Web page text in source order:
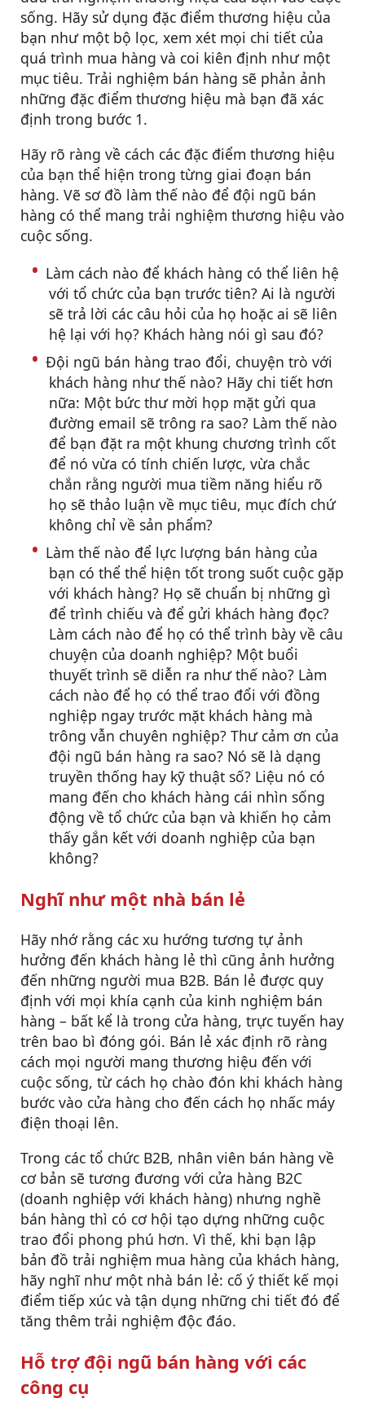
sống. Hãy sử dụng đặc điểm thương hiệu của
bạn như một bộ lọc, xem xét mọi chi tiết của
quá trình mua hàng và coi kiên định như một
mục tiêu. Trải nghiệm bán hàng sẽ phản ảnh
những đặc điểm thương hiệu mà bạn đã xác
định trong bước 1.
Hãy rõ ràng về cách các đặc điểm thương hiệu
của bạn thể hiện trong từng giai đoạn bán
hàng. Vẽ sơ đồ làm thế nào để đội ngũ bán
hàng có thể mang trải nghiệm thương hiệu vào
cuộc sống.
Làm cách nào để khách hàng có thể liên hệ
với tổ chức của bạn trước tiên? Ai là người
sẽ trả lời các câu hỏi của họ hoặc ai sẽ liên
hệ lại với họ? Khách hàng nói gì sau đó?
Đội ngũ bán hàng trao đổi, chuyện trò với
khách hàng như thế nào? Hãy chi tiết hơn
nữa: Một bức thư mời họp mặt gửi qua
đường email sẽ trông ra sao? Làm thế nào
để bạn đặt ra một khung chương trình cốt
để nó vừa có tính chiến lược, vừa chắc
chắn rằng người mua tiềm năng hiểu rõ
họ sẽ thảo luận về mục tiêu, mục đích chứ
không chỉ về sản phẩm?
Làm thế nào để lực lượng bán hàng của
bạn có thể thể hiện tốt trong suốt cuộc gặp
với khách hàng? Họ sẽ chuẩn bị những gì
để trình chiếu và để gửi khách hàng đọc?
Làm cách nào để họ có thể trình bày về câu
chuyện của doanh nghiệp? Một buổi
thuyết trình sẽ diễn ra như thế nào? Làm
cách nào để họ có thể trao đổi với đồng
nghiệp ngay trước mặt khách hàng mà
trông vẫn chuyên nghiệp? Thư cảm ơn của
đội ngũ bán hàng ra sao? Nó sẽ là dạng
truyền thống hay kỹ thuật số? Liệu nó có
mang đến cho khách hàng cái nhìn sống
động về tổ chức của bạn và khiến họ cảm
thấy gắn kết với doanh nghiệp của bạn
không?
Nghĩ như một nhà bán lẻ
Hãy nhớ rằng các xu hướng tương tự ảnh
hưởng đến khách hàng lẻ thì cũng ảnh hưởng
đến những người mua B2B. Bán lẻ được quy
định với mọi khía cạnh của kinh nghiệm bán
hàng – bất kể là trong cửa hàng, trực tuyến hay
trên bao bì đóng gói. Bán lẻ xác định rõ ràng
cách mọi người mang thương hiệu đến với
cuộc sống, từ cách họ chào đón khi khách hàng
bước vào cửa hàng cho đến cách họ nhấc máy
điện thoại lên.
Trong các tổ chức B2B, nhân viên bán hàng về
cơ bản sẽ tương đương với cửa hàng B2C
(doanh nghiệp với khách hàng) nhưng nghề
bán hàng thì có cơ hội tạo dựng những cuộc
trao đổi phong phú hơn. Vì thế, khi bạn lập
bản đồ trải nghiệm mua hàng của khách hàng,
hãy nghĩ như một nhà bán lẻ: cố ý thiết kế mọi
điểm tiếp xúc và tận dụng những chi tiết đó để
tăng thêm trải nghiệm độc đáo.
Hỗ trợ đội ngũ bán hàng với các
công cụ